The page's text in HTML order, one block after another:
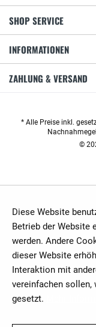
SHOP SERVICE
INFORMATIONEN
ZAHLUNG & VERSAND
* Alle Preise inkl.
©
Diese Website
Betrieb der Website
werden. Andere
dieser Website
Interaktion mit
vereinfachen sollen,
gesetzt.